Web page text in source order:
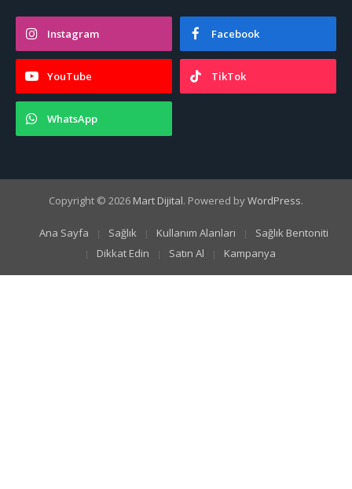
Instagram Facebook
YouTube TikTok
WhatsApp
Copyright © 2026 Mart Dijital. Powered byWordPress.
Ana Sayfa Sağlık Kullanım Alanları
Sağlık Bentoniti
Dikkat Edin
Satın Al Kampanya